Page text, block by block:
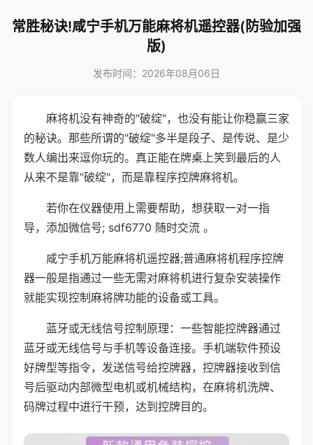
常胜秘诀!咸宁手机万能麻将机遥控器(防验加强
版)
发布时间：2026年08月06日
麻将机没有神奇的"破绽"，也没有能让你稳赢三家
的秘诀。那些所谓的"破绽"多半是段子、是传说、是少
数人编出来逗你玩的。真正能在牌桌上笑到最后的人
从来不是靠"破绽"，而是靠程序控牌麻将机。
若你在仪器使用上需要帮助，想获取一对一指
导，添加微信号; sdf6770 随时交流 。
咸宁手机万能麻将机遥控器;普通麻将机程序控牌
器一般是指通过一些无需对麻将机进行复杂安装操作
就能实现控制麻将牌功能的设备或工具。
蓝牙或无线信号控制原理：一些智能控牌器通过
蓝牙或无线信号与手机等设备连接。手机端软件预设
好牌型等指令，发送信号给控牌器，控牌器接收到信
号后驱动内部微型电机或机械结构，在麻将机洗牌、
码牌过程中进行干预，达到控牌目的。